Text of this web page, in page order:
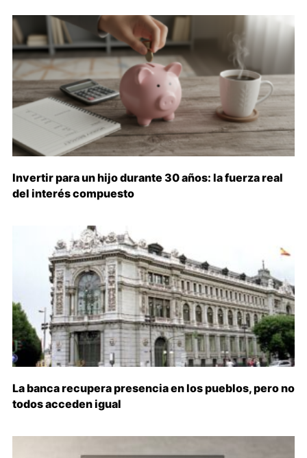
Invertir para un hijo durante 30 años: la fuerza real
del interés compuesto
La banca recupera presencia en los pueblos, pero no
todos acceden igual